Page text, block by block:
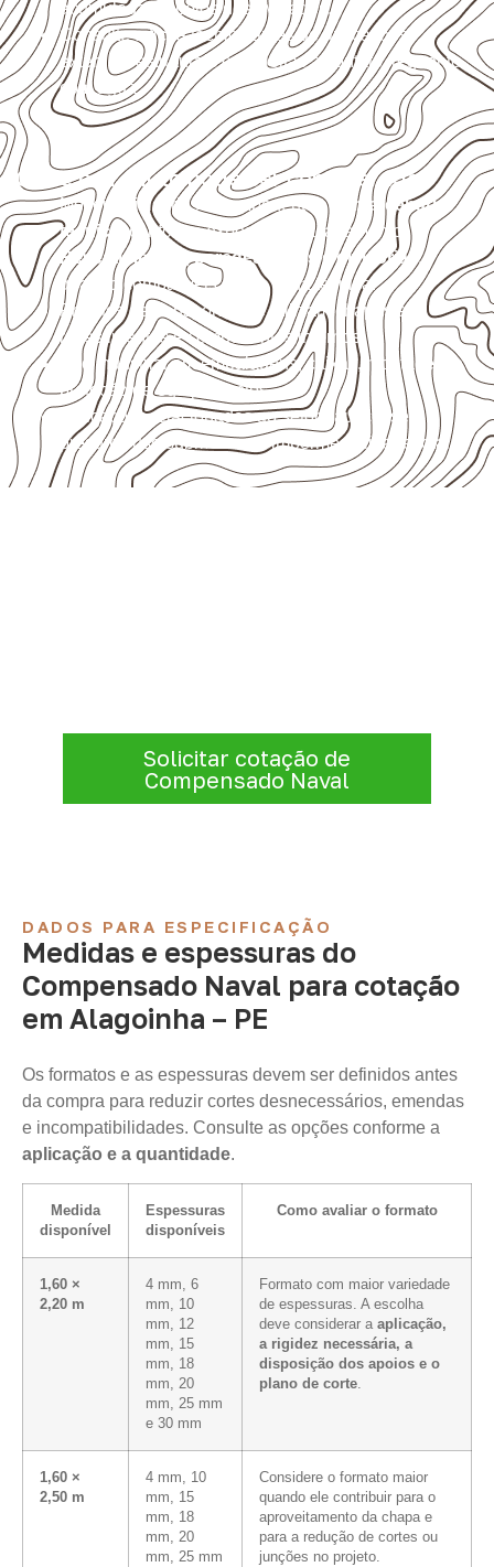
acumulada e apoios desnivelados.
Consulte a ficha técnica antes de aplicações
externas, estruturais ou sujeitas a contato frequente
com água.
Onde o produto pode ser considerado
Móveis, divisórias e componentes de
marcenaria
técnica
, conforme exposição e acabamento.
Revestimentos, paredes, pisos e divisórias ,
quando compatíveis com a ficha técnica.
Projetos de transporte que utilizam chapas em
revestimentos e componentes internos.
Uso industrial em embalagens, caixas, montagem e
proteção de equipamentos.
Aplicações relacionadas ao setor náutico, sem
presumir uso submerso ou impermeabilidade total.
Solicitar cotação de
Compensado Naval
DADOS PARA ESPECIFICAÇÃO
Medidas e espessuras do
Compensado Naval para cotação
em Alagoinha – PE
Os formatos e as espessuras devem ser definidos antes
da compra para reduzir cortes desnecessários, emendas
e incompatibilidades. Consulte as opções conforme a
aplicação e a quantidade.
Medida
disponível
Espessuras
disponíveis
Como avaliar o formato
1,60 ×
2,20 m
4 mm, 6
mm, 10
mm, 12
mm, 15
mm, 18
mm, 20
mm, 25 mm
e 30 mm
Formato com maior variedade
de espessuras. A escolha
deve considerar a aplicação,
a rigidez necessária, a
disposição dos apoios e o
plano de corte.
1,60 ×
2,50 m
4 mm, 10
mm, 15
mm, 18
mm, 20
mm, 25 mm
Considere o formato maior
quando ele contribuir para o
aproveitamento da chapa e
para a redução de cortes ou
junções no projeto.